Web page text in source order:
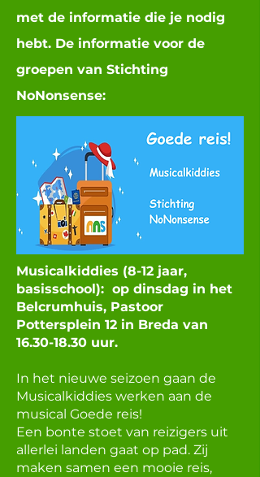
met de informatie die je nodig
hebt. De informatie voor de
groepen van Stichting
NoNonsense:
Musicalkiddies (8-12 jaar,
basisschool): op dinsdag in het
Belcrumhuis, Pastoor
Pottersplein 12 in Breda van
16.30-18.30 uur.
In het nieuwe seizoen gaan de
Musicalkiddies werken aan de
musical Goede reis!
Een bonte stoet van reizigers uit
allerlei landen gaat op pad. Zij
maken samen een mooie reis,